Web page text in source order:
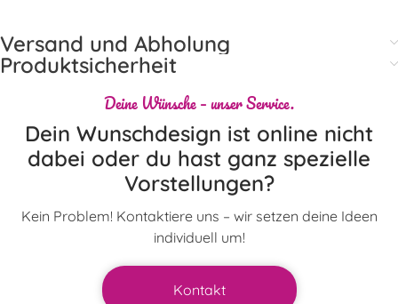
Versand und Abholung
Produktsicherheit
Deine Wünsche – unser Service.
Dein Wunschdesign ist online nicht
dabei oder du hast ganz spezielle
Vorstellungen?
Kein Problem! Kontaktiere uns – wir setzen deine Ideen
individuell um!
Kontakt